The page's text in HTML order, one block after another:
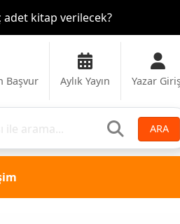
adet kitap verilecek?
Başvur Aylık Yayın Yazar
ARA